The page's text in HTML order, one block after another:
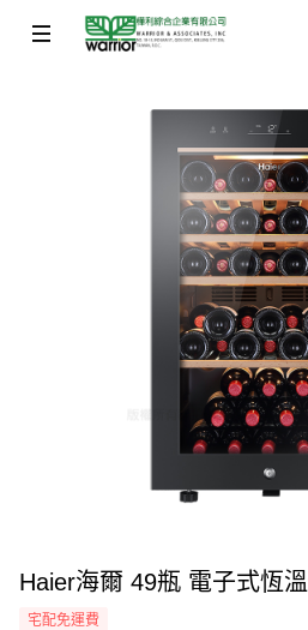
Haier海爾 49瓶 電子式恆
宅配免運費